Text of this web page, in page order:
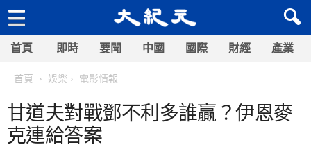
首頁 即時 要聞 中國 國際 財經 產業
首頁 娛樂 電影情報
甘道夫對戰鄧不利多誰贏？伊恩麥
克連給答案